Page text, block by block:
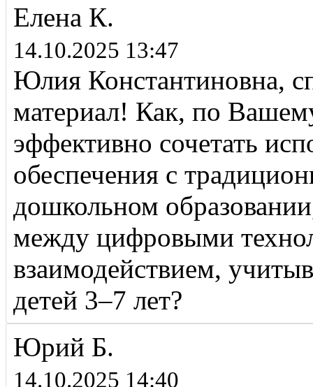
Елена К.
14.10.2025 13:47
Юлия Константиновна,
материал! Как, по
эффективно сочетать
обеспечения с
дошкольном
между цифровыми
взаимодействием,
детей 3–7 лет?
Юрий Б.
14.10.2025 14:40